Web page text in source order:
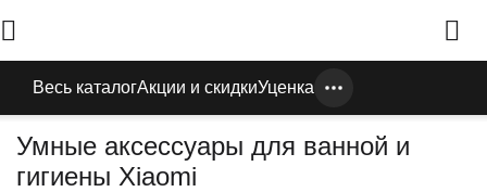
Весь каталогАкции и скидкиУценка
Умные аксессуары для ванной и
гигиены Xiaomi